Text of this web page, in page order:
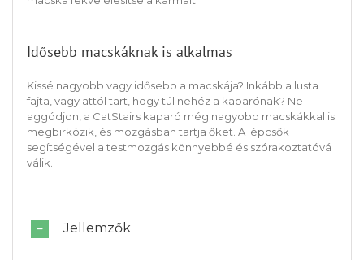
Idősebb macskáknak is alkalmas
Kissé nagyobb vagy idősebb a macskája? Inkább a lusta
fajta, vagy attól tart, hogy túl nehéz a kaparónak? Ne
aggódjon, a CatStairs kaparó még nagyobb macskákkal is
megbirkózik, és mozgásban tartja őket. A lépcsők
segítségével a testmozgás könnyebbé és szórakoztatóvá
válik.
Jellemzők